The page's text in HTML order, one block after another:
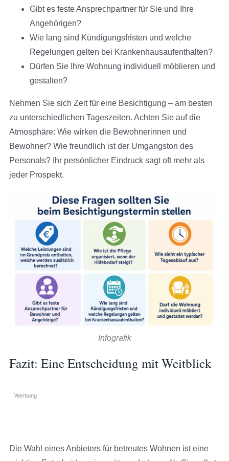
Gibt es feste Ansprechpartner für Sie und Ihre
Angehörigen?
Wie lang sind Kündigungsfristen und welche
Regelungen gelten bei Krankenhausaufenthalten?
Dürfen Sie Ihre Wohnung individuell möblieren und
gestalten?
Nehmen Sie sich Zeit für eine Besichtigung – am besten
zu unterschiedlichen Tageszeiten. Achten Sie auf die
Atmosphäre: Wie wirken die Bewohnerinnen und
Bewohner? Wie freundlich ist der Umgangston des
Personals? Ihr persönlicher Eindruck sagt oft mehr als
jeder Prospekt.
Infografik
Fazit: Eine Entscheidung mit Weitblick
Werbung
Die Wahl eines Anbieters für betreutes Wohnen ist eine